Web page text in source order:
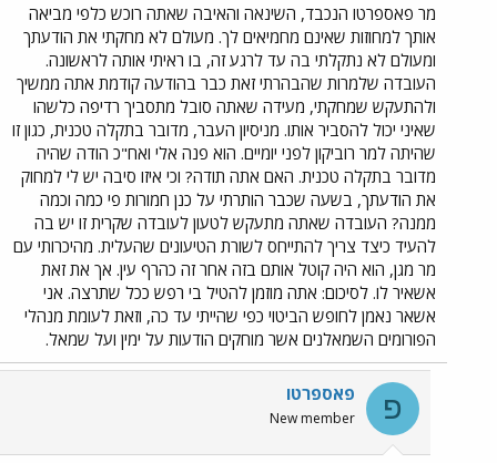
מר פאספרטו הנכבד, השינאה והאיבה שאתה רוכש כלפי מביאה
אותך למחוזות שאינם מחמיאים לך. מעולם לא מחקתי את הודעתך
ומעולם לא נתקלתי בה עד לרגע זה, בו ראיתי אותה לראשונה.
העובדה שלמרות שהבהרתי זאת כבר בהודעה קודמת אתה ממשיך
ולהתעקש שמחקתי, מעידה שאתה סובל מתסביך רדיפה כלשהו
שאיני יכול להסביר אותו. מניסיון העבר, מדובר בתקלה טכנית, כגון זו
שהיתה למר רוביקון לפני יומיים. הוא פנה אלי ואח"כ הודה שהיה
מדובר בתקלה טכנית. האם אתה תודה? וכי איזו סיבה יש לי למחוק
את הודעתך, בשעה שכבר הותרתי על כנן חמורות פי כמה וכמה
ממנה? העובדה שאתה מתעקש לטעון לעובדה שקרית זו יש בה
להעיד כיצד צריך להתייחס לשורת הטיעונים שהעלית. מהיכרותי עם
מר מגן, הוא היה קוטל אותם בזה אחר זה כהרף עין. אך את זאת
אשאיר לו. לסיכום: אתה מוזמן להטיל בי רפש ככל שתרצה. אני
אשאר נאמן לחופש הביטוי כפי שהייתי עד כה, וזאת לעומת מנהלי
הפורומים השמאלנים אשר מוחקים הודעות על ימין ועל שמאל.
פ פאספרטו
New member